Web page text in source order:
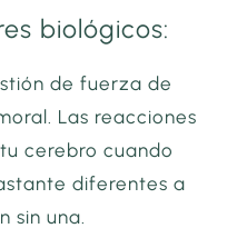
biológicos:
de fuerza de
Las reacciones
cerebro cuando
diferentes a
sin una.